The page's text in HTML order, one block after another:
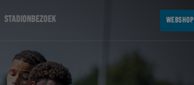
STADIONBEZOEK WEBSHOP